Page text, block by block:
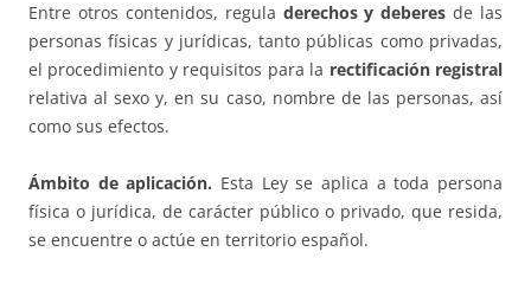
Entre otros contenidos, regula derechos y deberes de las
personas físicas y jurídicas, tanto públicas como privadas,
el procedimiento y requisitos para la rectificación registral
relativa al sexo y, en su caso, nombre de las personas, así
como sus efectos.
Ámbito de aplicación. Esta Ley se aplica a toda persona
física o jurídica, de carácter público o privado, que resida,
se encuentre o actúe en territorio español.